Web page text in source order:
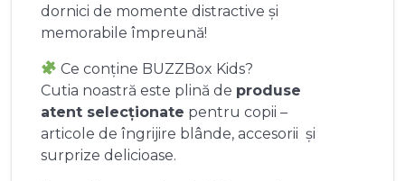
dornici de momente distractive și
memorabile împreună!
Ce conține BUZZBox Kids?
Cutia noastră este plină de produse
atent selecționate pentru copii –
articole de îngrijire blânde, accesorii și
surprize delicioase.